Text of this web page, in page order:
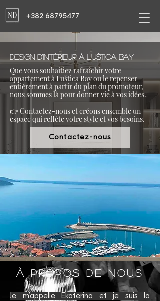
+382 68795477
Design d’intérieur à Luštica Bay
​Que vous souhaitiez rafraîchir votre
appartement à Luštica Bay ou le repenser
entièrement à partir du plan du promoteur,
nous sommes là pour donner vie à vos idées.
👉 Contactez-nous et créons ensemble un
espace qui reflète votre style et vos besoins.
Contactez-nous
À propos de nous
Je m’appelle Ekaterina et je suis la